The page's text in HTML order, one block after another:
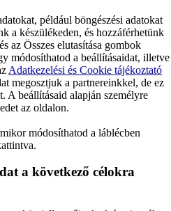
például böngészési adatokat
a készülékeden, és hozzáférhetünk
az Összes elutasítása gombok
módosíthatod a beállításaidat, illetve
Adatkezelési és Cookie tájékoztató
megosztjuk a partnereinkkel, de ez
A beállításaid alapján személyre
az oldalon.
módosíthatod a láblécben
a következő célokra